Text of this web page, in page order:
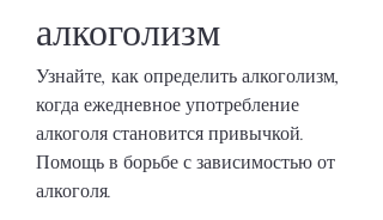
алкоголизм
Узнайте, как определить алкоголизм,
когда ежедневное употребление
алкоголя становится привычкой.
Помощь в борьбе с зависимостью от
алкоголя.